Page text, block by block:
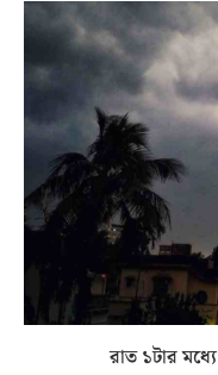
রাত ১টার